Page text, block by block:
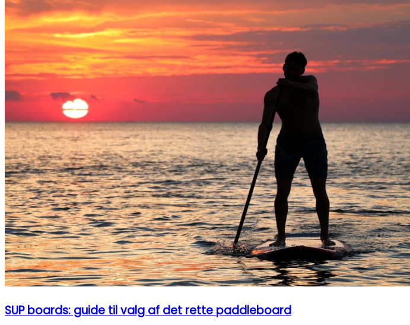
SUP boards: guide til valg af det rette paddleboard